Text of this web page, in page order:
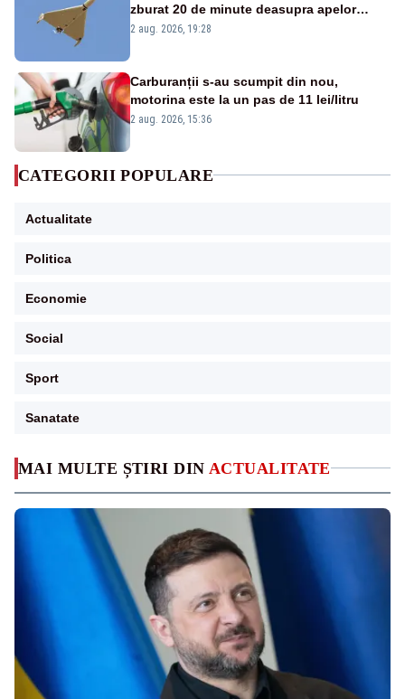
MAI MULTE ȘTIRI DIN ACTUALITATE
zburat 20 de minute deasupra apelor
României. Au fost ridicate două F-16
2 aug. 2026, 19:28
Carburanții s-au scumpit din nou,
motorina este la un pas de 11 lei/litru
2 aug. 2026, 15:36
CATEGORII POPULARE
Actualitate
Politica
Economie
Social
Sport
Sanatate